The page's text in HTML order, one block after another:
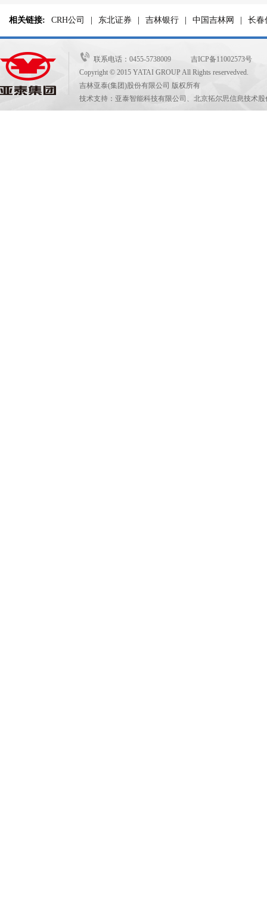
相关链接: CRH公司 东北证券 吉林银行 中国吉林网 长春
联系电话：0455-5738009 吉ICP备11002573号
Copyright © 2015 YATAI GROUP All Rights reservedved.
吉林亚泰(集团)股份有限公司 版权所有
技术支持：亚泰智能科技有限公司、北京拓尔思信息技术